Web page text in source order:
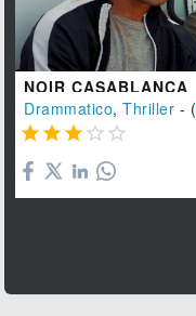
NOIR CASABLANCA
Drammatico,Thriller - (
    